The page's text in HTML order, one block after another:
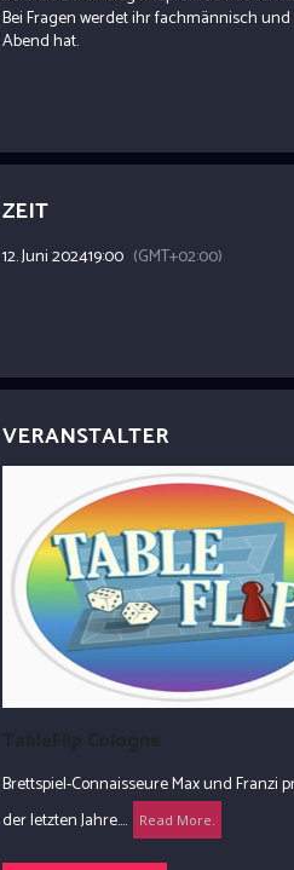
Bei Fragen werdet ihr fachmännisch
Abend hat.
ZEIT
12. Juni 202419:00 (GMT+02:00)
VERANSTALTER
Brettspiel-Connaisseure Max und Franzi
der letzten Jahre....
Read More.